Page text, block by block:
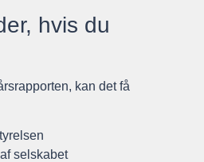
hvis du
kan det få
selskabet